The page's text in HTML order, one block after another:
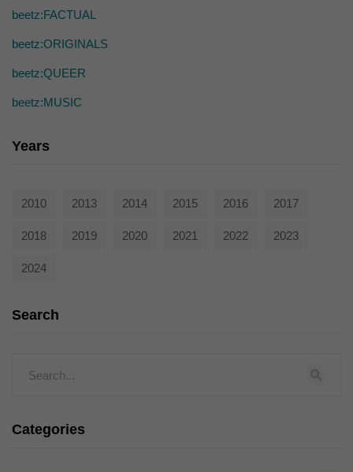
beetz:FACTUAL
beetz:ORIGINALS
beetz:QUEER
beetz:MUSIC
Years
2010 2013 2014 2015 2016 2017
2018 2019 2020 2021 2022 2023
2024
Search
Categories